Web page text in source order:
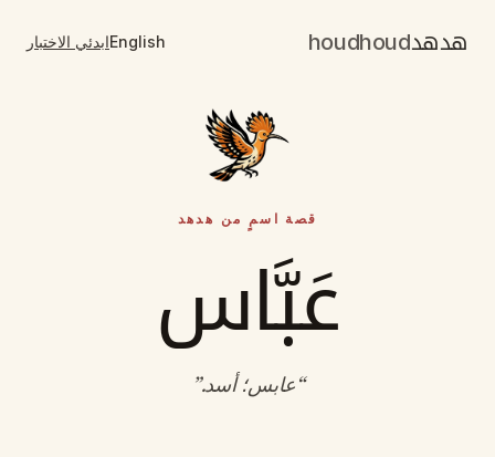
هدهدhoudhoud
Englishابدئي الاختبار
قصة اسمٍ من هدهد
عَبَّاس
“عابس؛ أسد.”